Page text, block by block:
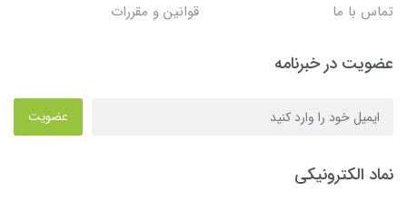
تماس با ما
قوانین و مقررات
عضویت در خبرنامه
عضویت
نماد الکترونیکی